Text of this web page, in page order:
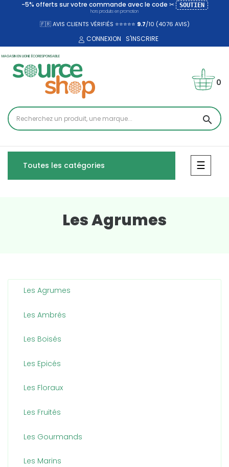
-5% offerts sur votre commande avec le code ✂ SOUTIEN
hors produits en promotion
🇫🇷 AVIS CLIENTS VÉRIFIÉS ⭐⭐⭐⭐⭐ 9.7/10 (4076 AVIS)
CONNEXION S'INSCRIRE
MAGASIN EN LIGNE ÉCORESPONSABLE
search
0
Toutes les catégories ☰
Les Agrumes
Les Agrumes
Les Ambrés
Les Boisés
Les Epicés
Les Floraux
Les Fruités
Les Gourmands
Les Marins